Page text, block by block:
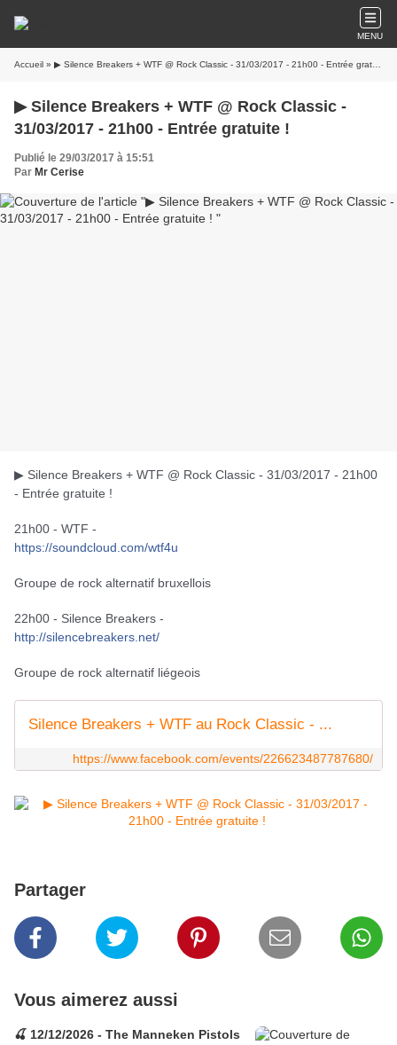
MENU
Accueil » ▶ Silence Breakers + WTF @ Rock Classic - 31/03/2017 - 21h00 - Entrée gratuite !
▶ Silence Breakers + WTF @ Rock Classic -
31/03/2017 - 21h00 - Entrée gratuite !
Publié le 29/03/2017 à 15:51
Par Mr Cerise
▶ Silence Breakers + WTF @ Rock Classic - 31/03/2017 - 21h00
- Entrée gratuite !
21h00 - WTF -
https://soundcloud.com/wtf4u
Groupe de rock alternatif bruxellois
22h00 - Silence Breakers -
http://silencebreakers.net/
Groupe de rock alternatif liégeois
Silence Breakers + WTF au Rock Classic - ...
https://www.facebook.com/events/226623487787680/
Partager
Vous aimerez aussi
🍒 12/12/2026 - The Manneken Pistols